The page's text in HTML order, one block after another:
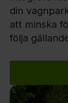
din
att minska
följa